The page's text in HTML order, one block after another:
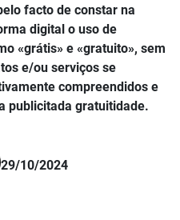
facto de constar na
digital o uso de
«grátis» e «gratuito», sem
e/ou serviços se
compreendidos e
publicitada gratuitidade.
29/10/2024